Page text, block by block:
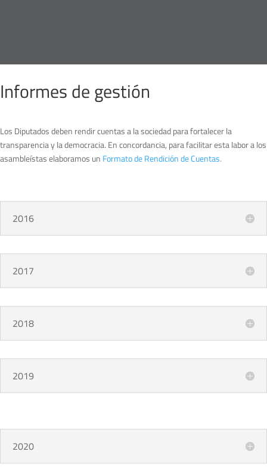
Informes de gestión
Los Diputados deben rendir cuentas a la sociedad para fortalecer la
transparencia y la democracia. En concordancia, para facilitar esta labor a los
asambleístas elaboramos un Formato de Rendición de Cuentas.
2016
2017
2018
2019
2020